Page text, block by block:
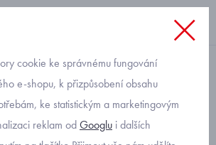
zateplené
softshellové s
cookie ke správnému fungování
e-shopu, k přizpůsobení obsahu
ke statistickým a marketingovým
reklam odGooglu i dalších